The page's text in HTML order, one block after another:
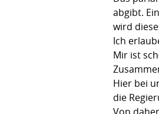
abgibt.
wird
Ich
Mir ist
Hier bei
die